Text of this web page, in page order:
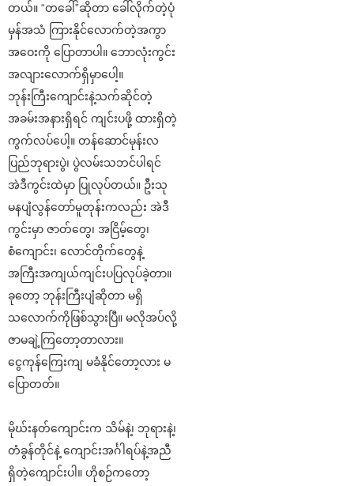
တယ်။ “တခေါ်”ဆိုတာ ခေါ်လိုက်တဲ့ပုံ
မှန်အသံ ကြားနိုင်လောက်တဲ့အကွာ
အဝေးကို ပြောတာပါ။ ဘောလုံးကွင်း
အလျားလောက်ရှိမှာပေါ့။
ဘုန်းကြီးကျောင်းနဲ့သက်ဆိုင်တဲ့
အခမ်းအနားရှိရင် ကျင်းပဖို့ ထားရှိတဲ့
ကွက်လပ်ပေါ့။ တန်ဆောင်မုန်းလ
ပြည်ဘုရားပွဲ၊ ပွဲလမ်းသဘင်ပါရင်
အဲဒီကွင်းထဲမှာ ပြုလုပ်တယ်။ ဦးသု
မနပျံလွန်တော်မူတုန်းကလည်း အဲဒီ
ကွင်းမှာ ဇာတ်တွေ၊ အငြိမ့်တွေ၊
စံကျောင်း၊ လောင်တိုက်တွေနဲ့
အကြီးအကျယ်ကျင်းပပြလုပ်ခဲ့တာ။
ခုတော့ ဘုန်းကြီးပျံဆိုတာ မရှိ
သလောက်ကိုဖြစ်သွားပြီ။ မလိုအပ်လို့
ဇာမချဲ့ကြတော့တာလား။
ငွေကုန်ကြေးကျ မခံနိုင်တော့လား မ
ပြောတတ်။
မိုဃ်းနတ်ကျောင်းက သိမ်နဲ့၊ ဘုရားနဲ့၊
တံခွန်တိုင်နဲ့ ကျောင်းအင်္ဂါရပ်နဲ့အညီ
ရှိတဲ့ကျောင်းပါ။ ဟိုစဉ်ကတော့